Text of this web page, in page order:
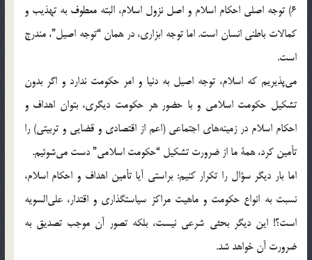
6) توجه‌ اصلی‌ احکام‌ اسلام‌ و اصل‌ نزول‌ اسلام، البته‌ معطوف‌ به‌ تهذیب‌ و
کمالات‌ باطنی‌ انسان‌ است. اما توجه‌ ابزاری، در همان‌ “توجه‌ اصیل”، مندرج‌
است.
می‌پذیریم‌ که‌ اسلام، توجه‌ اصیل‌ به‌ دنیا و امر حکومت‌ ندارد و اگر بدون‌
تشکیل‌ حکومت‌ اسلامی‌ و با حضور هر حکومت‌ دیگری، بتوان‌ اهداف‌ و
احکام‌ اسلام‌ در زمینه‌های‌ اجتماعی‌ (اعم‌ از اقتصادی‌ و قضایی‌ و تربیتی) را
تأمین‌ کرد، همة‌ ما از ضرورت‌ تشکیل‌ “حکومت‌ اسلامی” دست‌ می‌شوئیم.
اما بار دیگر سؤ‌ال‌ را تکرار کنیم: براستی‌ آیا تأمین‌ اهداف‌ و احکام‌ اسلام،
نسبت‌ به‌ انواع‌ حکومت‌ و ماهیت‌ مراکز سیاستگذاری‌ و اقتدار، علی‌السویه‌
است؟! این‌ دیگر بحثی‌ شرعی‌ نیست، بلکه‌ تصور آن‌ موجب‌ تصدیق‌ به‌
ضرورت‌ آن‌ خواهد شد.